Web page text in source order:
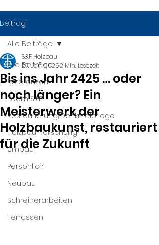
Beitrag
Alle Beiträge
Referenzen
Team S+F
Restaurierung/Denkmalpflege
Holzbau-Forschung
Umbau
Persönlich
Neubau
Schreinerarbeiten
Terrassen
Alle Beiträge
Bis ins Jahr 2425 … oder
noch länger? Ein
Meisterwerk der
Holzbaukunst, restauriert
für die Zukunft
S&F Holzbau
27. Jan. 20252 Min. Lesezeit